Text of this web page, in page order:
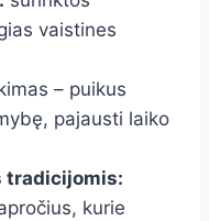
vaistines
– puikus
pajausti laiko
tradicijomis:
kurie